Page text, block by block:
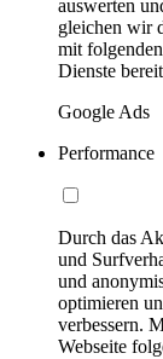
auswerten
gleichen wir
mit
Dienste
Google Ads
Performance
Durch das
und
und
optimieren
verbessern.
Webseite